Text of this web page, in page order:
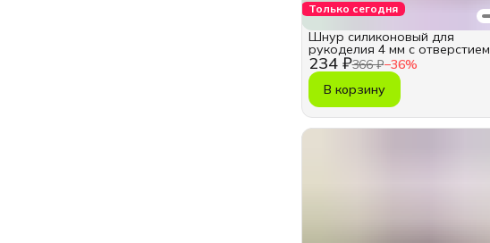
Только сегодня
234 ₽366 ₽−36%
Шнур силиконовый для
рукоделия 4 мм с отверстием
В корзину